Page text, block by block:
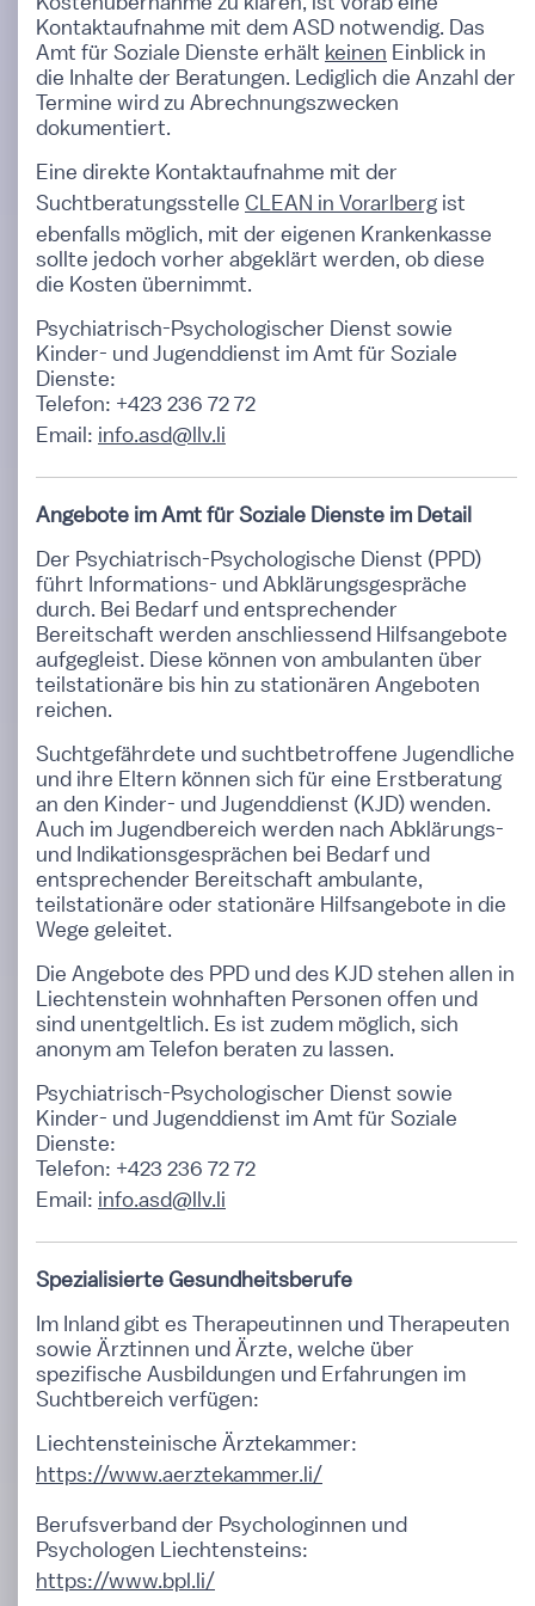
Kontaktaufnahme mit dem ASD notwendig. Das
Amt für Soziale Dienste erhält keinen Einblick in
die Inhalte der Beratungen. Lediglich die Anzahl der
Termine wird zu Abrechnungszwecken
dokumentiert.
Eine direkte Kontaktaufnahme mit der
Suchtberatungsstelle CLEAN in Vorarlberg ist
ebenfalls möglich, mit der eigenen Krankenkasse
sollte jedoch vorher abgeklärt werden, ob diese
die Kosten übernimmt.
Psychiatrisch-Psychologischer Dienst sowie
Kinder- und Jugenddienst im Amt für Soziale
Dienste:
Telefon: +423 236 72 72
Email: info.asd@llv.li
Angebote im Amt für Soziale Dienste im Detail
Der Psychiatrisch-Psychologische Dienst (PPD)
führt Informations- und Abklärungsgespräche
durch. Bei Bedarf und entsprechender
Bereitschaft werden anschliessend Hilfsangebote
aufgegleist. Diese können von ambulanten über
teilstationäre bis hin zu stationären Angeboten
reichen.
Suchtgefährdete und suchtbetroffene Jugendliche
und ihre Eltern können sich für eine Erstberatung
an den Kinder- und Jugenddienst (KJD) wenden.
Auch im Jugendbereich werden nach Abklärungs-
und Indikationsgesprächen bei Bedarf und
entsprechender Bereitschaft ambulante,
teilstationäre oder stationäre Hilfsangebote in die
Wege geleitet.
Die Angebote des PPD und des KJD stehen allen in
Liechtenstein wohnhaften Personen offen und
sind unentgeltlich. Es ist zudem möglich, sich
anonym am Telefon beraten zu lassen.
Psychiatrisch-Psychologischer Dienst sowie
Kinder- und Jugenddienst im Amt für Soziale
Dienste:
Telefon: +423 236 72 72
Email: info.asd@llv.li
Spezialisierte Gesundheitsberufe
Im Inland gibt es Therapeutinnen und Therapeuten
sowie Ärztinnen und Ärzte, welche über
spezifische Ausbildungen und Erfahrungen im
Suchtbereich verfügen:
Liechtensteinische Ärztekammer:
https://www.aerztekammer.li/
Berufsverband der Psychologinnen und
Psychologen Liechtensteins:
https://www.bpl.li/